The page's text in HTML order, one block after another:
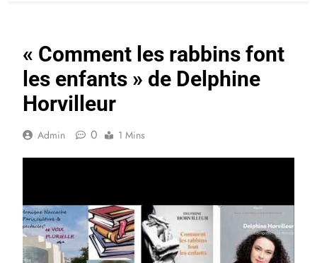
« Comment les rabbins font
les enfants » de Delphine
Horvilleur
Admin 0 1 Mins